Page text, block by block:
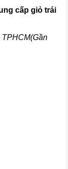
cấp giỏ trái
TPHCM(Gần